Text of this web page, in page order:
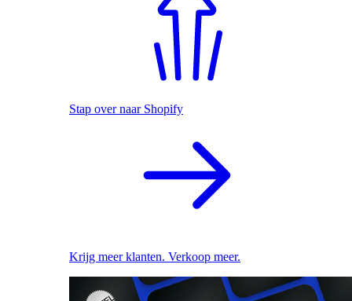
Stap over naar Shopify
Krijg meer klanten. Verkoop meer.